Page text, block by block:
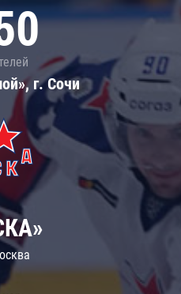
г. Сочи